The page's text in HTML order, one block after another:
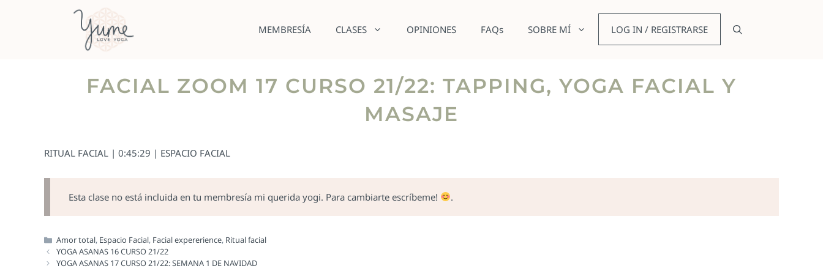
MEMBRESÍA CLASES OPINIONES FAQs SOBRE MÍ LOG IN / REGISTRARSE
FACIAL ZOOM 17 CURSO 21/22: TAPPING, YOGA FACIAL Y
MASAJE
RITUAL FACIAL | 0:45:29 | ESPACIO FACIAL
Esta clase no está incluida en tu membresía mi querida yogi. Para cambiarte escríbeme! .
Amor total, Espacio Facial, Facial expererience, Ritual facial
YOGA ASANAS 16 CURSO 21/22
YOGA ASANAS 17 CURSO 21/22: SEMANA 1 DE NAVIDAD